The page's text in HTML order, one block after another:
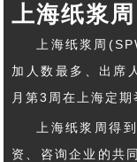
上海纸浆周
上海纸浆周
加人数最多、出席
月第3周在上海定期
上海纸浆周得
资、咨询企业的共